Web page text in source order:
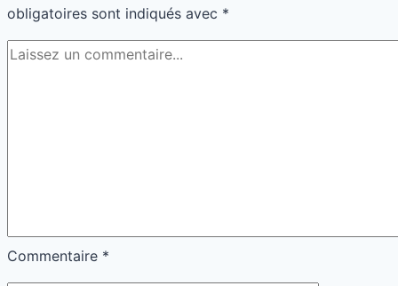
saison
obligatoires sont indiqués avec *
Commentaire *